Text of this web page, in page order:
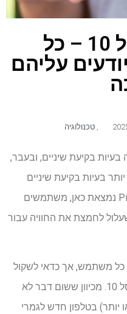
בעיות פיקסל 10 – כל
עליהם
טכנולוגיה
בעיות בקיעת שיניים, ובעבר,
בעיות בקיעת שיניים
מאחרים. כעת, כאשר סדרת Pixel 10 נמצאת כאן, משתמשים
לחמצת את החוויה עבור
כל משתמש, אך כדאי לשקול
אם אתה מתכנן לרכוש לעצמך פיקסל 10. מכיוון ששום דבר לא
לבזבז 799 דולר (או יותר) בטלפון חדש לגמרי